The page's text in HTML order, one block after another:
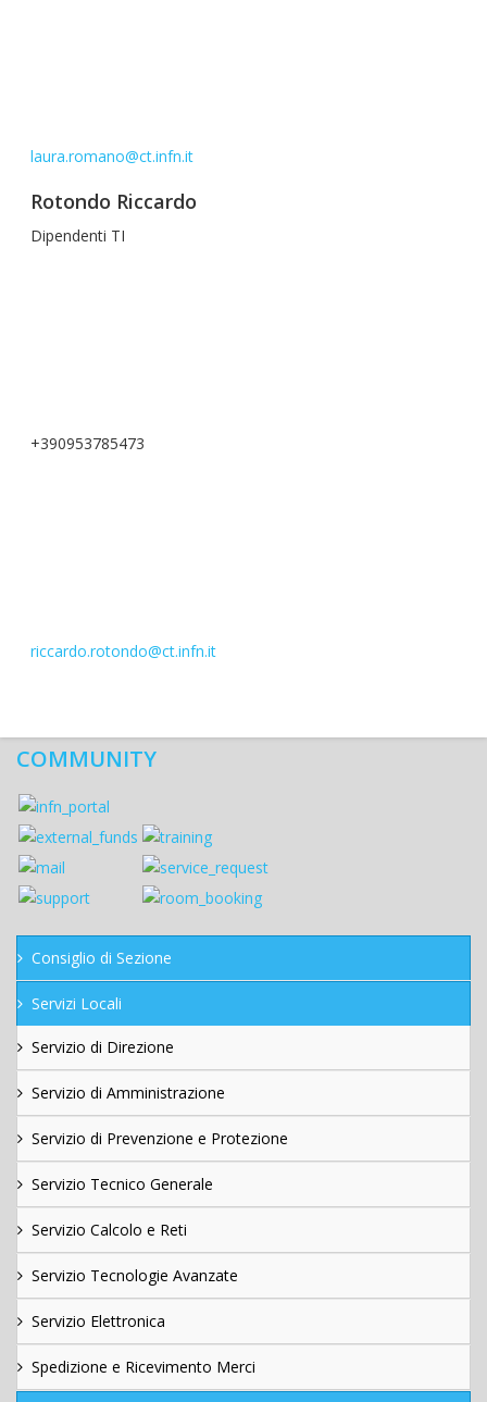
laura.romano@ct.infn.it
Rotondo Riccardo
Dipendenti TI
+390953785473
riccardo.rotondo@ct.infn.it
COMMUNITY
Consiglio di Sezione
Servizi Locali
Servizio di Direzione
Servizio di Amministrazione
Servizio di Prevenzione e Protezione
Servizio Tecnico Generale
Servizio Calcolo e Reti
Servizio Tecnologie Avanzate
Servizio Elettronica
Spedizione e Ricevimento Merci